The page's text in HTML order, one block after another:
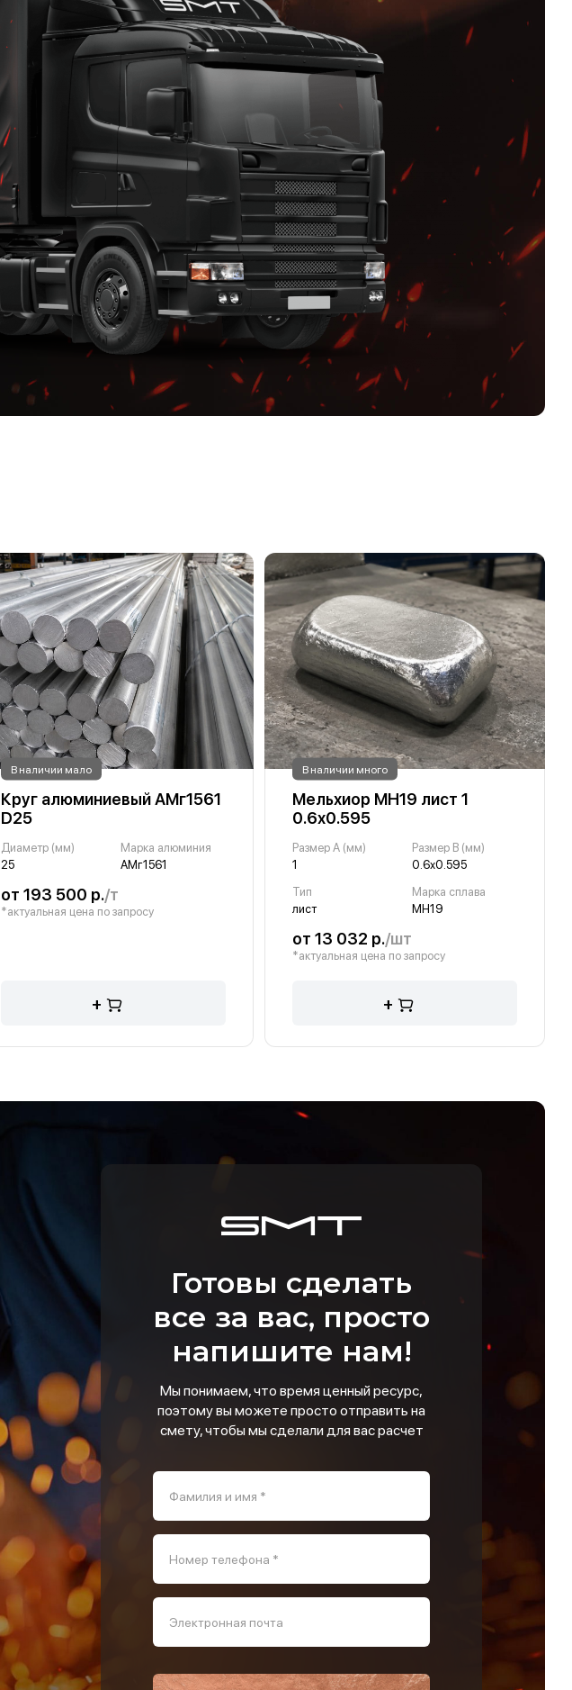
В наличии мало
Круг алюминиевый АМг1561
D25
Диаметр (мм)
25
Марка алюминия
АМг1561
от 193 500 р./т
*актуальная цена по запросу
+
В наличии много
Мельхиор МН19 лист 1
0.6х0.595
Размер A (мм)
1
Размер B (мм)
0.6х0.595
Тип
лист
Марка сплава
МН19
от 13 032 р./шт
*актуальная цена по запросу
+
Готовы сделать
все за вас, просто
напишите нам!
Мы понимаем, что время ценный ресурс,
поэтому вы можете просто отправить на
смету, чтобы мы сделали для вас расчет
Фамилия и имя *
Номер телефона *
Электронная почта